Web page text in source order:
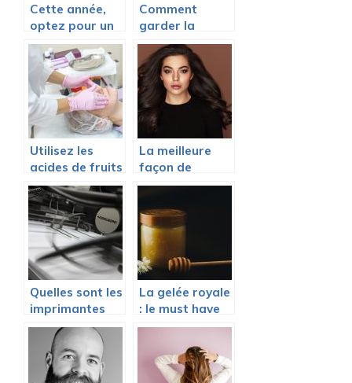
Cette année,
optez pour un
calendrier de
l’avent beauté
Comment
garder la
beauté de vos
vêtements
blancs ?
Utilisez les
acides de fruits
pour embellir
votre peau !
La meilleure
façon de
coiffer des
ondulés pour la
plage
Quelles sont les
imprimantes
adaptées aux
journaux ?
La gelée royale
: le must have
en beauté